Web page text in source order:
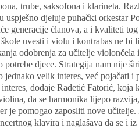
trube, saksofona i klarineta.
uspješno djeluje puhački orkestar
generacije članova, a i kvaliteti
uvesti i violu i kontrabas ne bi
odobrenja za učitelje violončela
djece. Strategija nam nije
jednako velik interes, već pojačati i
dodaje Radetić Fatorić, koja
da se harmonika lijepo
je pomogao zaposliti nove
klavira i naglašava da se i iz